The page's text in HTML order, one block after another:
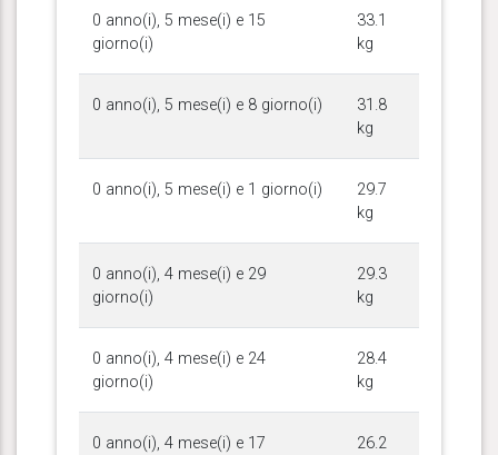
0 anno(i), 5 mese(i) e 15
giorno(i)
33.1
kg
0 anno(i), 5 mese(i) e 8 giorno(i)
31.8
kg
0 anno(i), 5 mese(i) e 1 giorno(i)
29.7
kg
0 anno(i), 4 mese(i) e 29
giorno(i)
29.3
kg
0 anno(i), 4 mese(i) e 24
giorno(i)
28.4
kg
0 anno(i), 4 mese(i) e 17
26.2